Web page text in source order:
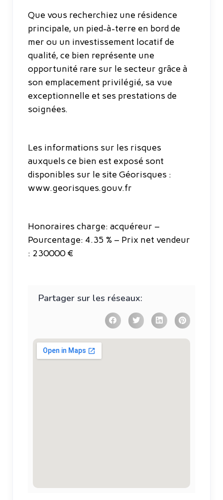
Que vous recherchiez une résidence
principale, un pied-à-terre en bord de
mer ou un investissement locatif de
qualité, ce bien représente une
opportunité rare sur le secteur grâce à
son emplacement privilégié, sa vue
exceptionnelle et ses prestations de
soignées.
Les informations sur les risques
auxquels ce bien est exposé sont
disponibles sur le site Géorisques :
www.georisques.gouv.fr
Honoraires charge: acquéreur –
Pourcentage: 4.35 % – Prix net vendeur
: 230000 €
Partager sur les réseaux: